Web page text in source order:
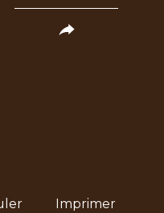
Imprimer